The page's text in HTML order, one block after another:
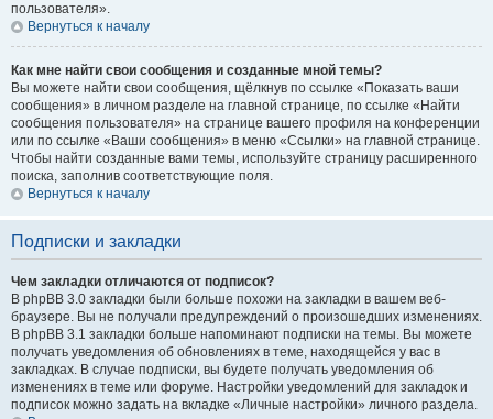
пользователя».
Вернуться к началу
Как мне найти свои сообщения и созданные мной темы?
Вы можете найти свои сообщения, щёлкнув по ссылке «Показать ваши
сообщения» в личном разделе на главной странице, по ссылке «Найти
сообщения пользователя» на странице вашего профиля на конференции
или по ссылке «Ваши сообщения» в меню «Ссылки» на главной странице.
Чтобы найти созданные вами темы, используйте страницу расширенного
поиска, заполнив соответствующие поля.
Вернуться к началу
Подписки и закладки
Чем закладки отличаются от подписок?
В phpBB 3.0 закладки были больше похожи на закладки в вашем веб-
браузере. Вы не получали предупреждений о произошедших изменениях.
В phpBB 3.1 закладки больше напоминают подписки на темы. Вы можете
получать уведомления об обновлениях в теме, находящейся у вас в
закладках. В случае подписки, вы будете получать уведомления об
изменениях в теме или форуме. Настройки уведомлений для закладок и
подписок можно задать на вкладке «Личные настройки» личного раздела.